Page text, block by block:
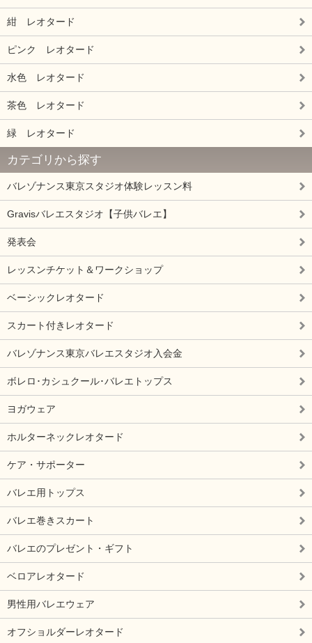
紺 レオタード
ピンク レオタード
水色 レオタード
茶色 レオタード
緑 レオタード
カテゴリから探す
バレゾナンス東京スタジオ体験レッスン料
Gravisバレエスタジオ【子供バレエ】
発表会
レッスンチケット＆ワークショップ
ベーシックレオタード
スカート付きレオタード
バレゾナンス東京バレエスタジオ入会金
ボレロ･カシュクール･バレエトップス
ヨガウェア
ホルターネックレオタード
ケア・サポーター
バレエ用トップス
バレエ巻きスカート
バレエのプレゼント・ギフト
ベロアレオタード
男性用バレエウェア
オフショルダーレオタード